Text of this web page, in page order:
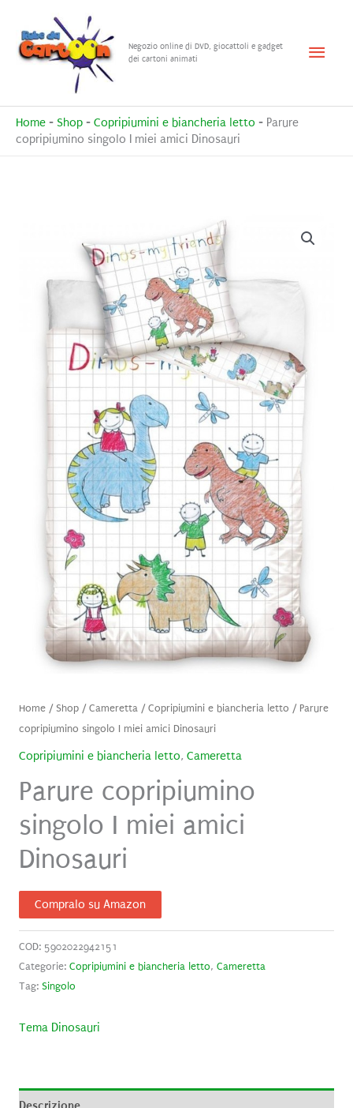
contenuto
Negozio online di DVD, giocattoli e gadget
dei cartoni animati
Menu
Home - Shop - Copripiumini e biancheria letto - Parure
copripiumino singolo I miei amici Dinosauri
Home/ Shop/Cameretta/Copripiumini e biancheria letto / Parure
copripiumino singolo I miei amici Dinosauri
Copripiumini e biancheria letto, Cameretta
Parure copripiumino
singolo I miei amici
Dinosauri
Compralo su Amazon
COD: 5902022942151
Categorie: Copripiumini e biancheria letto, Cameretta
Tag: Singolo
Tema Dinosauri